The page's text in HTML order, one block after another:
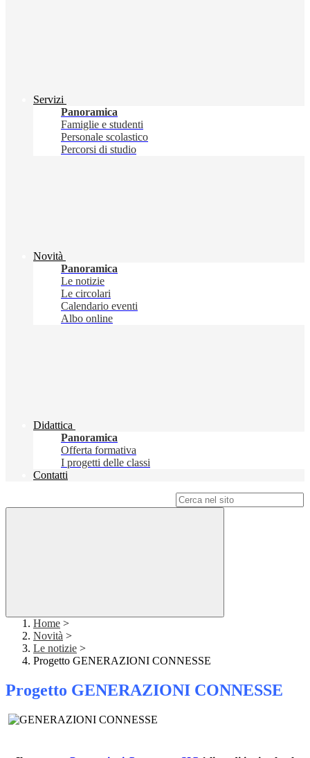
Servizi
Panoramica
Famiglie e studenti
Personale scolastico
Percorsi di studio
Novità
Panoramica
Le notizie
Le circolari
Calendario eventi
Albo online
Didattica
Panoramica
Offerta formativa
I progetti delle classi
Contatti
Home >
Novità >
Le notizie >
Progetto GENERAZIONI CONNESSE
Progetto GENERAZIONI CONNESSE